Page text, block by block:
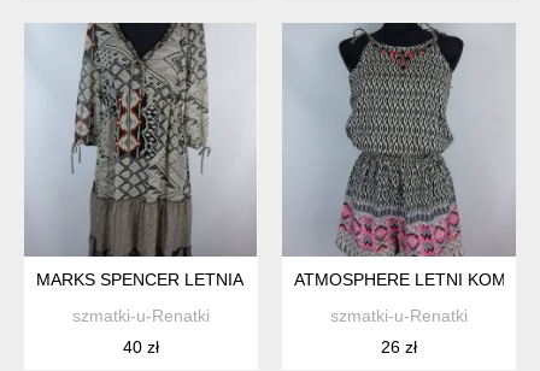
MARKS SPENCER LETNIA SZYFONOWA SUKIENKA FALBANY
szmatki-u-Renatki
40 zł
ATMOSPHERE LETNI
szmatki-u-Renatki
26 zł